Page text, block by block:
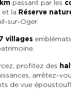
En solo
passant par les
et la Réserve
sur-Oger.
7 villages
profitez des
arrêtez-
de vue